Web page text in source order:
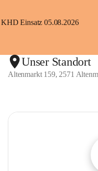
KHD Einsatz 05.08.2026
Unser Standort
Altenmarkt 159, 2571